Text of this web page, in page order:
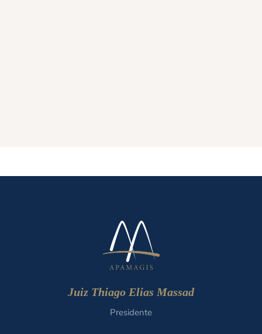
Juiz Thiago Elias Massad
Presidente